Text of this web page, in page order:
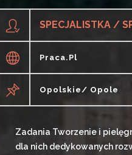
SPECJALISTKA /
Praca.pl
Opolskie/ Opole
Zadania Tworzenie i
dla nich dedykowanych